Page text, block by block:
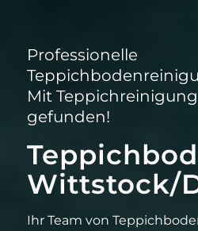
Professionelle
Mit
gefunden!
Wittstock/
Ihr Team von